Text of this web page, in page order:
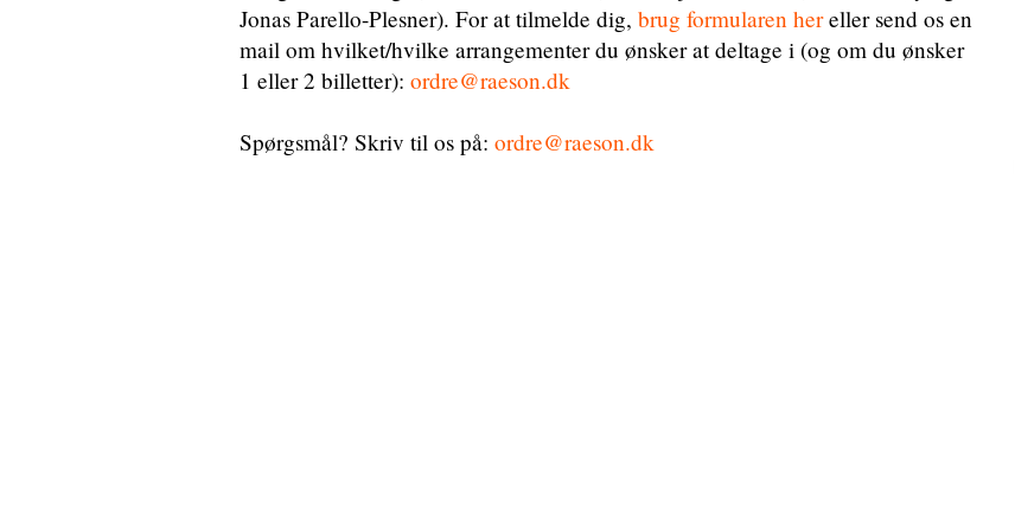
Jonas Parello-Plesner). For at tilmelde dig, brug formularen hereller send os en
mail om hvilket/hvilke arrangementer du ønsker at deltage i (og om du ønsker
1 eller 2 billetter): ordre@raeson.dk
Spørgsmål? Skriv til os på: ordre@raeson.dk